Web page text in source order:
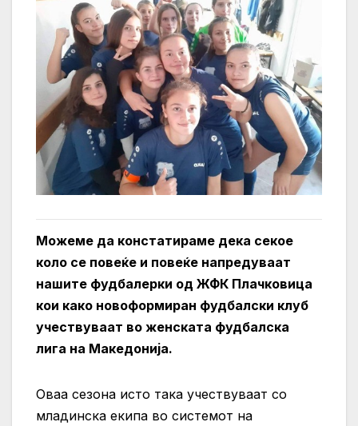
Можеме да констатираме дека секое
коло се повеќе и повеќе напредуваат
нашите фудбалерки од ЖФК Плачковица
кои како новоформиран фудбалски клуб
учествуваат во женската фудбалска
лига на Македонија.
Оваа сезона исто така учествуваат со
младинска екипа во системот на